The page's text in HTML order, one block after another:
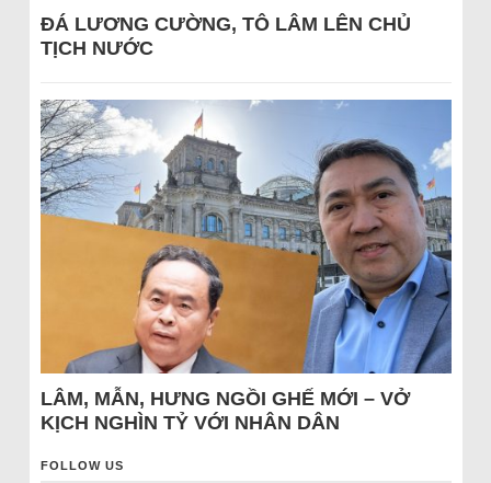
ĐÁ LƯƠNG CƯỜNG, TÔ LÂM LÊN CHỦ
TỊCH NƯỚC
LÂM, MẪN, HƯNG NGỒI GHẾ MỚI – VỞ
KỊCH NGHÌN TỶ VỚI NHÂN DÂN
FOLLOW US